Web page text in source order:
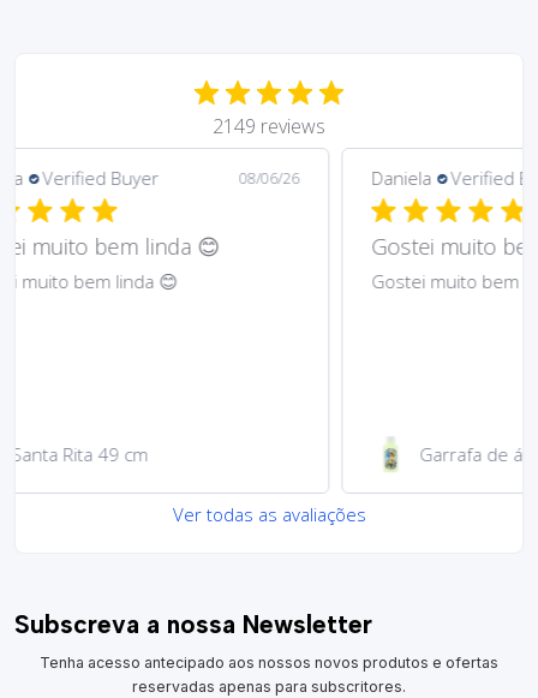
2149 reviews
26 Daniela Verified Buyer 08/06/26
Gostei muito bem lindos 😊
Gostei muito bem lindos 😊
Ver todas as avaliações
Subscreva a nossa Newsletter
Tenha acesso antecipado aos nossos novos produtos e ofertas
reservadas apenas para subscritores.